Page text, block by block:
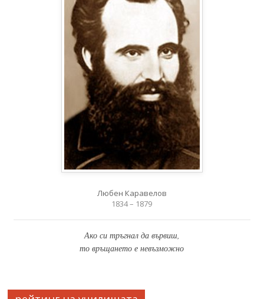
Любен Каравелов
1834 – 1879
Ако си тръгнал да вървиш,
то връщането е невъзможно